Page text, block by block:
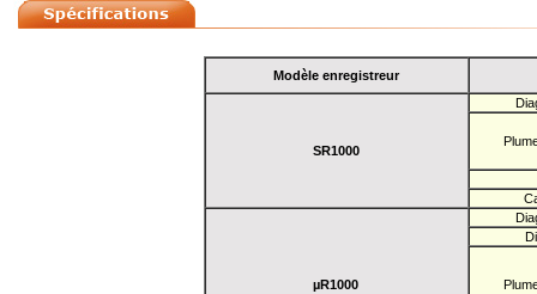
Modèle enregistreur
SR1000
µR1000